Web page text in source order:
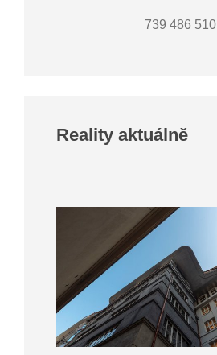
739 486 510
Reality aktuálně